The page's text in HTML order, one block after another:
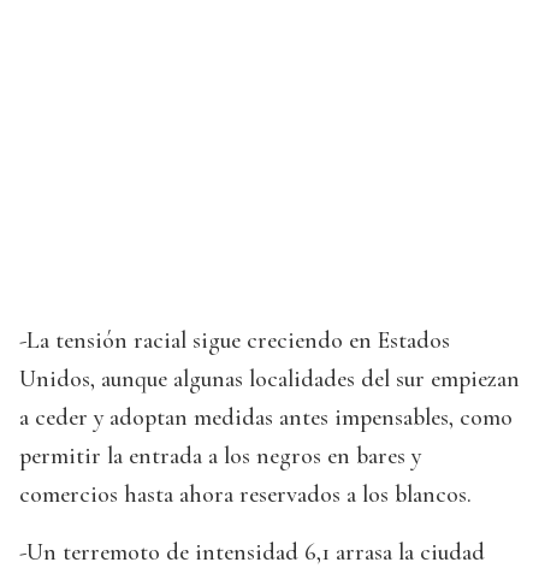
-La tensión racial sigue creciendo en Estados
Unidos, aunque algunas localidades del sur empiezan
a ceder y adoptan medidas antes impensables, como
permitir la entrada a los negros en bares y
comercios hasta ahora reservados a los blancos.
-Un terremoto de intensidad 6,1 arrasa la ciudad